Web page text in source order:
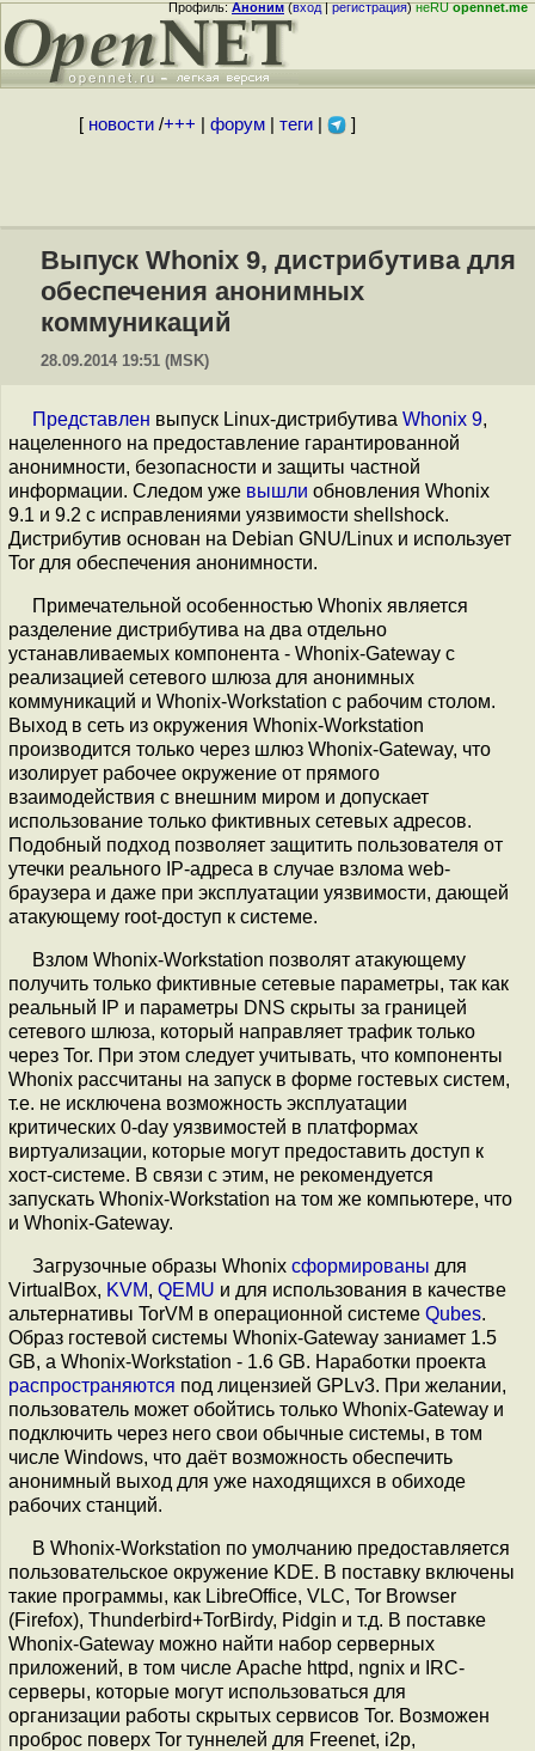
Профиль:Аноним(вход|регистрация)неRUopennet.me
[ новости/+++ форум| теги| ]
Выпуск Whonix 9, дистрибутива для
обеспечения анонимных
коммуникаций
28.09.2014 19:51 (MSK)
Представлен выпуск Linux-дистрибутива Whonix 9,
нацеленного на предоставление гарантированной
анонимности, безопасности и защиты частной
информации. Следом уже вышли обновления Whonix
9.1 и 9.2 с исправлениями уязвимости shellshock.
Дистрибутив основан на Debian GNU/Linux и использует
Tor для обеспечения анонимности.
Примечательной особенностью Whonix является
разделение дистрибутива на два отдельно
устанавливаемых компонента - Whonix-Gateway с
реализацией сетевого шлюза для анонимных
коммуникаций и Whonix-Workstation с рабочим столом.
Выход в сеть из окружения Whonix-Workstation
производится только через шлюз Whonix-Gateway, что
изолирует рабочее окружение от прямого
взаимодействия с внешним миром и допускает
использование только фиктивных сетевых адресов.
Подобный подход позволяет защитить пользователя от
утечки реального IP-адреса в случае взлома web-
браузера и даже при эксплуатации уязвимости, дающей
атакующему root-доступ к системе.
Взлом Whonix-Workstation позволят атакующему
получить только фиктивные сетевые параметры, так как
реальный IP и параметры DNS скрыты за границей
сетевого шлюза, который направляет трафик только
через Tor. При этом следует учитывать, что компоненты
Whonix рассчитаны на запуск в форме гостевых систем,
т.е. не исключена возможность эксплуатации
критических 0-day уязвимостей в платформах
виртуализации, которые могут предоставить доступ к
хост-системе. В связи с этим, не рекомендуется
запускать Whonix-Workstation на том же компьютере, что
и Whonix-Gateway.
Загрузочные образы Whonix сформированы для
VirtualBox, KVM, QEMU и для использования в качестве
альтернативы TorVM в операционной системе Qubes.
Образ гостевой системы Whonix-Gateway заниамет 1.5
GB, а Whonix-Workstation - 1.6 GB. Наработки проекта
распространяются под лицензией GPLv3. При желании,
пользователь может обойтись только Whonix-Gateway и
подключить через него свои обычные системы, в том
числе Windows, что даёт возможность обеспечить
анонимный выход для уже находящихся в обиходе
рабочих станций.
В Whonix-Workstation по умолчанию предоставляется
пользовательское окружение KDE. В поставку включены
такие программы, как LibreOffice, VLC, Tor Browser
(Firefox), Thunderbird+TorBirdy, Pidgin и т.д. В поставке
Whonix-Gateway можно найти набор серверных
приложений, в том числе Apache httpd, ngnix и IRC-
серверы, которые могут использоваться для
организации работы скрытых сервисов Tor. Возможен
проброс поверх Tor туннелей для Freenet, i2p,